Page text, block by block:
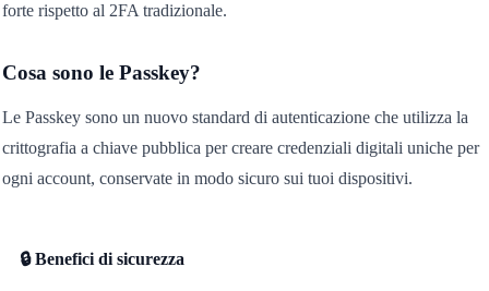
forte rispetto al 2FA tradizionale.
Cosa sono le Passkey?
Le Passkey sono un nuovo standard di autenticazione che utilizza la
crittografia a chiave pubblica per creare credenziali digitali uniche per
ogni account, conservate in modo sicuro sui tuoi dispositivi.
🔒 Benefici di sicurezza